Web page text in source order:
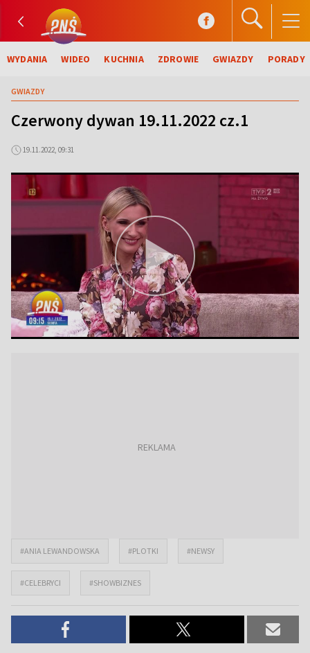
WYDANIA WIDEO KUCHNIA ZDROWIE GWIAZDY PORADY
GWIAZDY
Czerwony dywan 19.11.2022 cz.1
19.11.2022, 09:31
#ANIA LEWANDOWSKA #PLOTKI #NEWSY
#CELEBRYCI #SHOWBIZNES